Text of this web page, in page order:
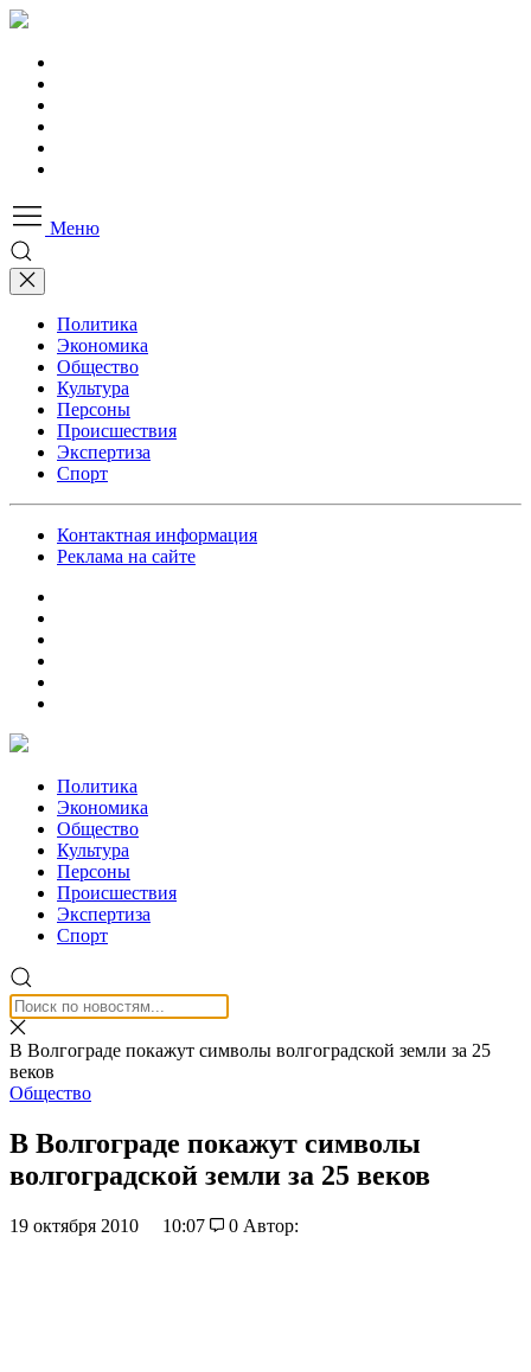
Меню
Политика
Экономика
Общество
Культура
Персоны
Происшествия
Экспертиза
Спорт
Контактная информация
Реклама на сайте
Политика
Экономика
Общество
Культура
Персоны
Происшествия
Экспертиза
Спорт
В Волгограде покажут символы волгоградской земли за 25
веков
Общество
В Волгограде покажут символы
волгоградской земли за 25 веков
19 октября 2010 10:07 0 Автор: